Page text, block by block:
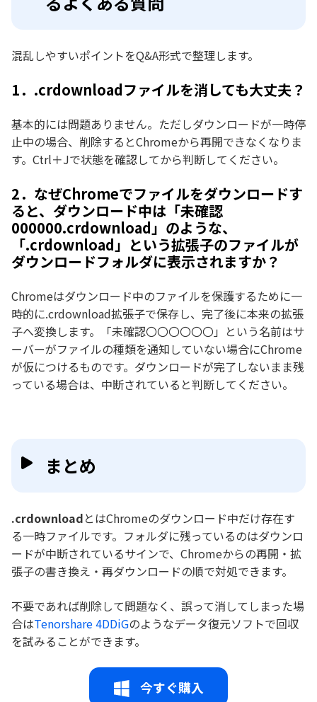
混乱しやすいポイントをQ&A形式で整理します。
1．.crdownloadファイルを消しても大丈夫？
基本的には問題ありません。ただしダウンロードが一時停
止中の場合、削除するとChromeから再開できなくなりま
す。Ctrl＋Jで状態を確認してから判断してください。
2．なぜChromeでファイルをダウンロードす
ると、ダウンロード中は「未確認
000000.crdownload」のような、
「.crdownload」という拡張子のファイルが
ダウンロードフォルダに表示されますか？
Chromeはダウンロード中のファイルを保護するために一
時的に.crdownload拡張子で保存し、完了後に本来の拡張
子へ変換します。「未確認〇〇〇〇〇〇」という名前はサ
ーバーがファイルの種類を通知していない場合にChrome
が仮につけるものです。ダウンロードが完了しないまま残
っている場合は、中断されていると判断してください。
まとめ
.crdownloadとはChromeのダウンロード中だけ存在す
る一時ファイルです。フォルダに残っているのはダウンロ
ードが中断されているサインで、Chromeからの再開・拡
張子の書き換え・再ダウンロードの順で対処できます。
不要であれば削除して問題なく、誤って消してしまった場
合はTenorshare 4DDiGのようなデータ復元ソフトで回収
を試みることができます。
今すぐ購入